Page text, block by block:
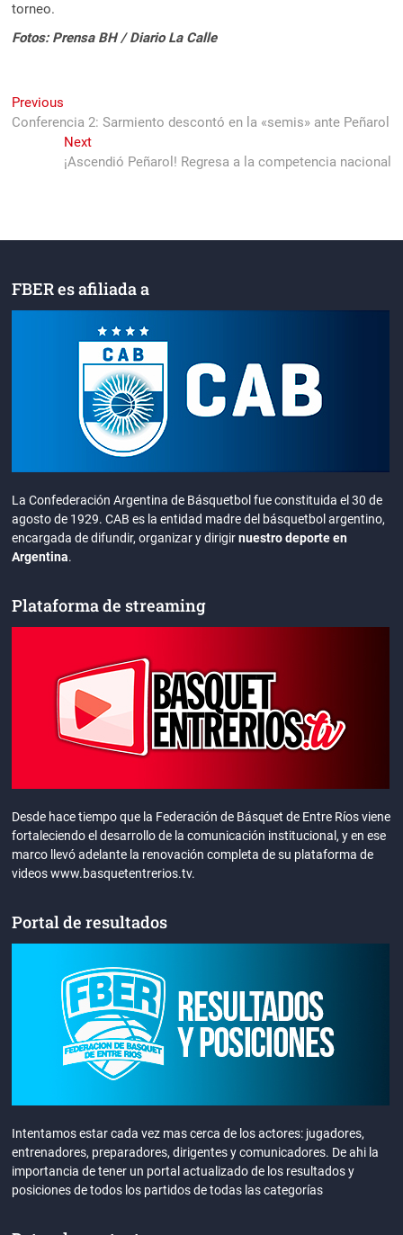
torneo.
Fotos: Prensa BH / Diario La Calle
Navegación
de
entradas
Previous
post:
Conferencia 2: Sarmiento descontó en la «semis» ante Peñarol
NextNext
post:
¡Ascendió Peñarol! Regresa a la competencia nacional
FBER es afiliada a
La Confederación Argentina de Básquetbol fue constituida el 30 de
agosto de 1929. CAB es la entidad madre del básquetbol argentino,
encargada de difundir, organizar y dirigirnuestro deporte en
Argentina.
Plataforma de streaming
Desde hace tiempo que la Federación de Básquet de Entre Ríos viene
fortaleciendo el desarrollo de la comunicación institucional, y en ese
marco llevó adelante la renovación completa de su plataforma de
videos www.basquetentrerios.tv.
Portal de resultados
Intentamos estar cada vez mas cerca de los actores: jugadores,
entrenadores, preparadores, dirigentes y comunicadores. De ahi la
importancia de tener un portal actualizado de los resultados y
posiciones de todos los partidos de todas las categorías